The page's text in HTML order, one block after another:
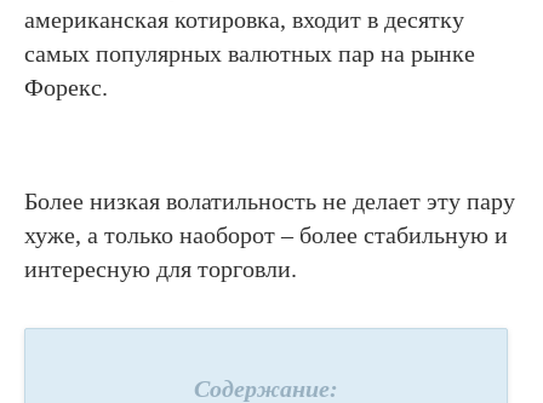
американская котировка, входит в десятку
самых популярных валютных пар на рынке
Форекс.
Более низкая волатильность не делает эту пару
хуже, а только наоборот – более стабильную и
интересную для торговли.
Содержание: